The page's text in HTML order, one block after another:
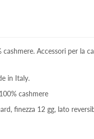
Accessori per la
in Italy.
cashmere
finezza 12 gg, lato